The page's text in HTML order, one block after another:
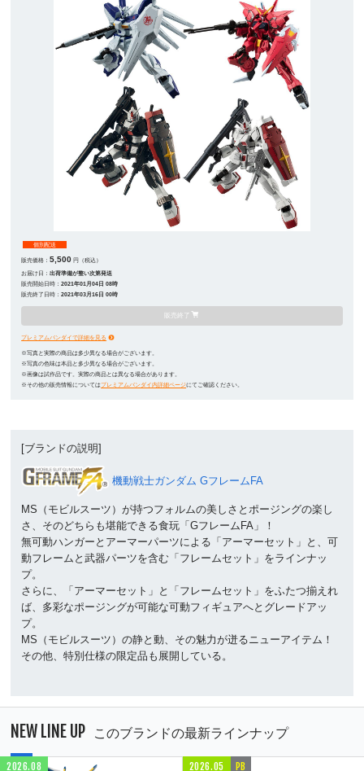
個別配送
販売価格：5,500 円（税込）
お届け日：出荷準備が整い次第発送
販売開始日時：2021年01月04日 08時
販売終了日時：2021年03月16日 00時
販売終了
プレミアムバンダイで詳細を見る
※写真と実際の商品は多少異なる場合がございます。
※写真の色味は本品と多少異なる場合がございます。
※画像は試作品です。実際の商品とは異なる場合があります。
※その他の販売情報についてはプレミアムバンダイ内詳細ページにてご確認ください。
[ブランドの説明]
機動戦士ガンダム GフレームFA
MS（モビルスーツ）が持つフォルムの美しさとポージングの楽し
さ、そのどちらも堪能できる食玩「GフレームFA」！
無可動ハンガーとアーマーパーツによる「アーマーセット」と、可
動フレームと武器パーツを含む「フレームセット」をラインナッ
プ。
さらに、「アーマーセット」と「フレームセット」をふたつ揃えれ
ば、多彩なポージングが可能な可動フィギュアへとグレードアッ
プ。
MS（モビルスーツ）の静と動、その魅力が迸るニューアイテム！
その他、特別仕様の限定品も展開している。
NEW LINE UP このブランドの最新ラインナップ
2026.08 2026.05 PB